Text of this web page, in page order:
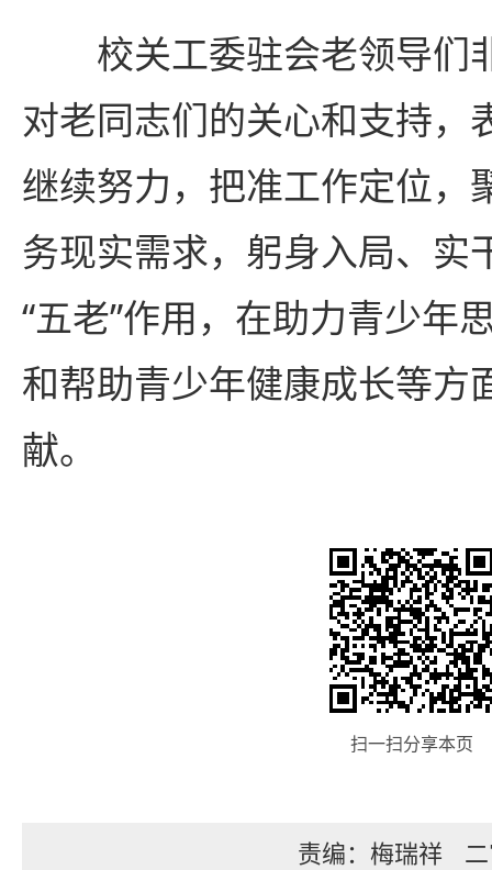
校关工委驻会老领导们
对老同志们的关心和支持，
继续努力，把准工作定位，
务现实需求，躬身入局、实
“五老”作用，在助力青少年
和帮助青少年健康成长等方
献。
扫一扫分享本页
责编：梅瑞祥